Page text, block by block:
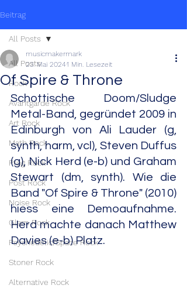
Beitrag
All Posts
Rock
Avantgarde Rock
Art Rock
Math Rock
Prog Rock
Post Rock
Noise Rock
Glam Rock
Psychedelic/Space Rock
Stoner Rock
Alternative Rock
All Posts
Of Spire & Throne
musicmakermark
23. Mai 20241 Min. Lesezeit
Schottische Doom/Sludge
Metal-Band, gegründet 2009 in
Edinburgh von Ali Lauder (g,
synth, harm, vcl), Steven Duffus
(g), Nick Herd (e-b) und Graham
Stewart (dm, synth). Wie die
Band "Of Spire & Throne" (2010)
hiess eine Demoaufnahme.
Herd machte danach Matthew
Davies (e-b) Platz.